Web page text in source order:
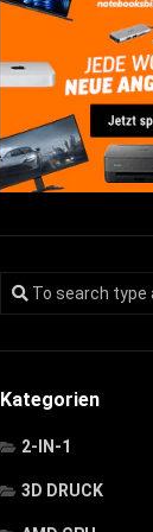
Kategorien
2-IN-1
3D DRUCK